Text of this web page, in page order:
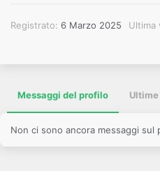
Registrato 6 Marzo 2025 Ultima
Messaggi del profilo
Non ci sono ancora messaggi sul